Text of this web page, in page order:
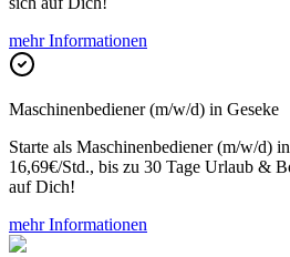
mehr Informationen
Maschinenbediener (m/w/d) in Geseke
Starte als Maschinenbediener (m/w/d)
16,69€/Std., bis zu 30 Tage Urlaub &
auf Dich!
mehr Informationen